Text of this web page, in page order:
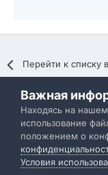
Перейти к списку
Политика
Важная
Находясь на
использование
положением о
Условия